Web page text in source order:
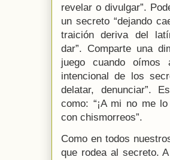
revelar o divulgar”.
un secreto “dejando
traición deriva del
dar”. Comparte una
juego cuando
intencional de los
delatar, denunciar”.
como: “¡A mi no me
con chismorreos”.
Como en todos
que rodea al secreto.